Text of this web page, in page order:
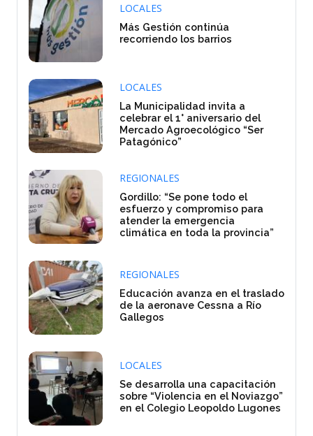
LOCALES
Más Gestión continúa
recorriendo los barrios
LOCALES
La Municipalidad invita a
celebrar el 1° aniversario del
Mercado Agroecológico “Ser
Patagónico”
REGIONALES
Gordillo: “Se pone todo el
esfuerzo y compromiso para
atender la emergencia
climática en toda la provincia”
REGIONALES
Educación avanza en el traslado
de la aeronave Cessna a Río
Gallegos
LOCALES
Se desarrolla una capacitación
sobre “Violencia en el Noviazgo”
en el Colegio Leopoldo Lugones